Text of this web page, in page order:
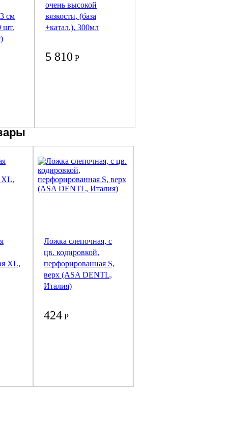
см
шт.
очень высокой
вязкости, (база
+катал.), 300мл
5 810 Р
XL,
Ложка слепочная, с
цв. кодировкой,
перфорированная S,
верх (ASA DENTL,
Италия)
424 Р